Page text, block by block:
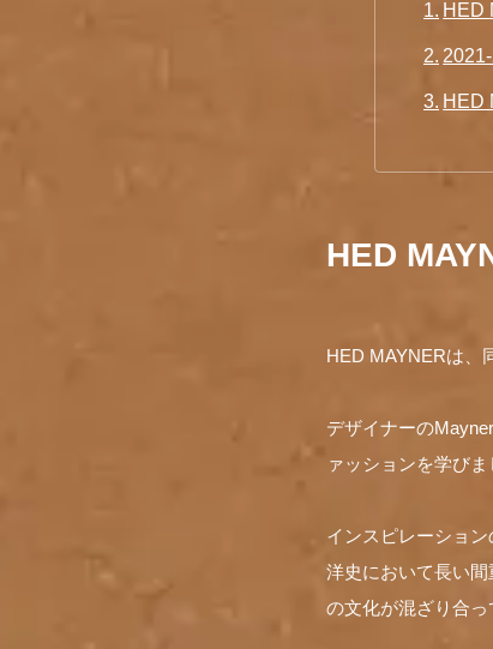
HED
HED
HED
HED MAYNERは、
デザイナーの
ァッションを学び
インスピレーショ
洋史において長い
の文化が混ざり合っ